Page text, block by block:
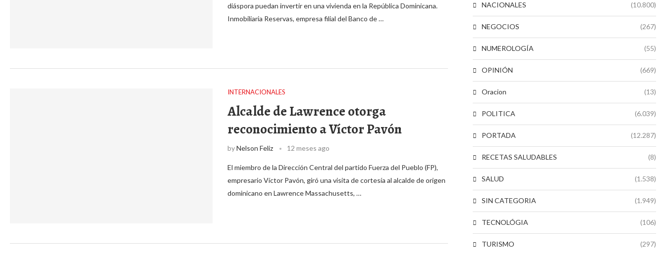
diáspora puedan invertir en una vivienda en la República Dominicana.
Inmobiliaria Reservas, empresa filial del Banco de …
INTERNACIONALES
Alcalde de Lawrence otorga
reconocimiento a Víctor Pavón
byNelson Feliz 12 meses ago
El miembro de la Dirección Central del partido Fuerza del Pueblo (FP),
empresario Víctor Pavón, giró una visita de cortesía al alcalde de origen
dominicano en Lawrence Massachusetts, …
NACIONALES (10.800)
NEGOCIOS (267)
NUMEROLOGÍA (55)
OPINIÓN (669)
Oracion (13)
POLITICA (6.039)
PORTADA (12.287)
RECETAS SALUDABLES (8)
SALUD (1.538)
SIN CATEGORIA (1.949)
TECNOLÓGIA (106)
TURISMO (297)